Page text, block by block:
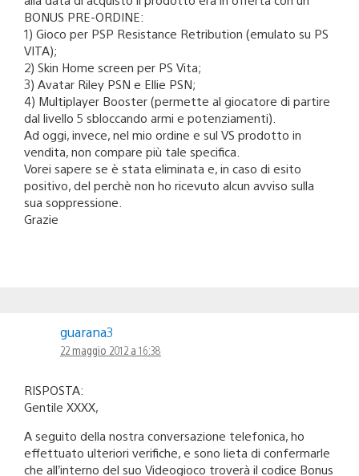
BONUS PRE-ORDINE:
1) Gioco per PSP Resistance Retribution (emulato su PS
VITA);
2) Skin Home screen per PS Vita;
3) Avatar Riley PSN e Ellie PSN;
4) Multiplayer Booster (permette al giocatore di partire
dal livello 5 sbloccando armi e potenziamenti).
Ad oggi, invece, nel mio ordine e sul VS prodotto in
vendita, non compare più tale specifica.
Vorei sapere se è stata eliminata e, in caso di esito
positivo, del perchè non ho ricevuto alcun avviso sulla
sua soppressione.
Grazie
guarana3
22 maggio 2012 a 16:38
RISPOSTA:
Gentile XXXX,
A seguito della nostra conversazione telefonica, ho
effettuato ulteriori verifiche, e sono lieta di confermarle
che all’interno del suo Videogioco troverà il codice Bonus